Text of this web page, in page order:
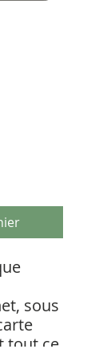
sous
tout ce